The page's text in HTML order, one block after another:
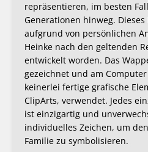
repräsentieren, im besten
Generationen hinweg.
aufgrund von persönlichen
Heinke nach den geltenden
entwickelt worden. Das
gezeichnet und am
keinerlei fertige grafische
ClipArts, verwendet. Jedes
ist einzigartig und
individuelles Zeichen, um
Familie zu symbolisieren.